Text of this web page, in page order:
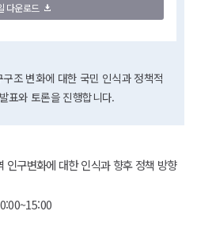
다운로드
조 변화에 대한 국민 인식과 정책적
표와 토론을 진행합니다.
구변화에 대한 인식과 향후 정책 방향